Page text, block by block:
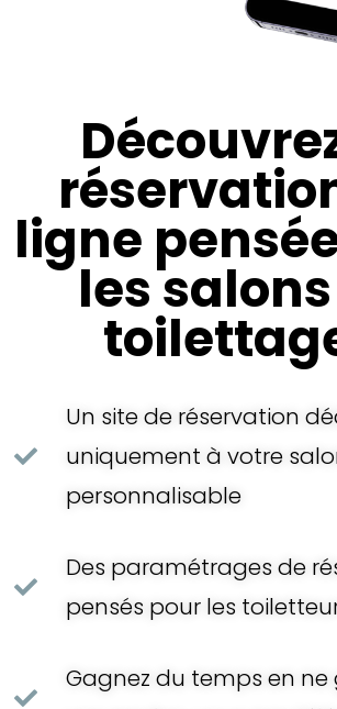
ligne
les
Un site de réservation
uniquement à votre
personnalisable
Des paramétrages de
pensés pour les
Gagnez du temps en